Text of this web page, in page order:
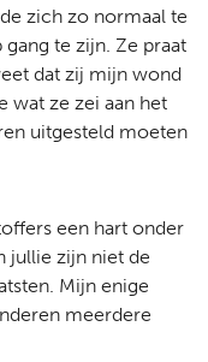
zich zo normaal te
te zijn. Ze praat
dat zij mijn wond
wat ze zei aan het
uitgesteld moeten
een hart onder
jullie zijn niet de
Mijn enige
meerdere